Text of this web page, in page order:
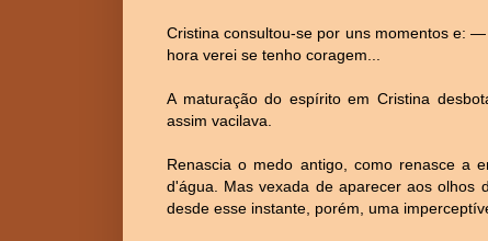
Cristina consultou-se por uns momentos e:
hora verei se tenho coragem...
A maturação do espírito em Cristina
assim vacilava.
Renascia o medo antigo, como renasce a
d'água. Mas vexada de aparecer aos olhos
desde esse instante, porém, uma